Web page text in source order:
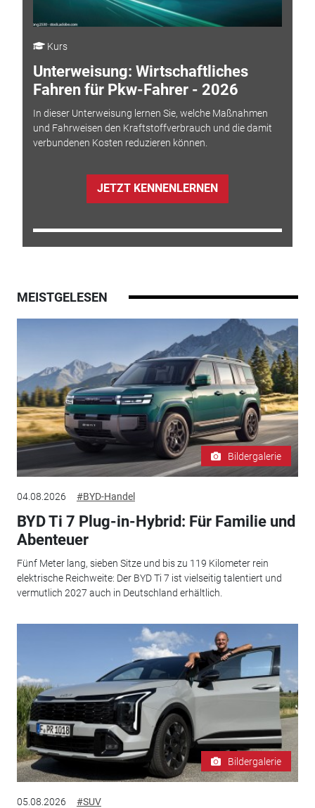
Kurs
Unterweisung: Wirtschaftliches
Fahren für Pkw-Fahrer - 2026
In dieser Unterweisung lernen Sie, welche Maßnahmen
und Fahrweisen den Kraftstoffverbrauch und die damit
verbundenen Kosten reduzieren können.
JETZT KENNENLERNEN
MEISTGELESEN
Bildergalerie
04.08.2026 #BYD-Handel
BYD Ti 7 Plug-in-Hybrid: Für Familie und
Abenteuer
Fünf Meter lang, sieben Sitze und bis zu 119 Kilometer rein
elektrische Reichweite: Der BYD Ti 7 ist vielseitig talentiert und
vermutlich 2027 auch in Deutschland erhältlich.
Bildergalerie
05.08.2026 #SUV